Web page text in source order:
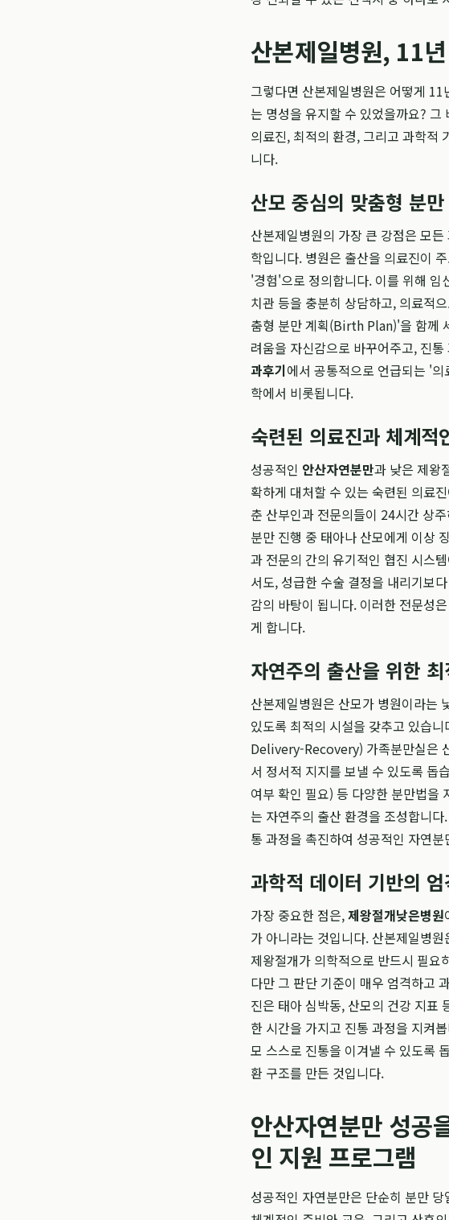
산본제일병원, 11
그렇다면 산본제일병원은 어떻게
는 명성을 유지할 수 있었을까요?
의료진, 최적의 환경, 그리고 과학적
니다.
산모 중심의 맞춤형 분
산본제일병원의 가장 큰 강점은 모
학입니다. 병원은 출산을 의료진이
'경험'으로 정의합니다. 이를 위해 임
치관 등을 충분히 상담하고, 의료적
춤형 분만 계획(Birth Plan)'을 함께
려움을 자신감으로 바꾸어주고, 진
과후기에서 공통적으로 언급되는 '
학에서 비롯됩니다.
숙련된 의료진과 체계적
성공적인 안산자연분만과 낮은 제왕
확하게 대처할 수 있는 숙련된 의료
춘 산부인과 전문의들이 24시간 상
분만 진행 중 태아나 산모에게 이상
과 전문의 간의 유기적인 협진 시스
서도, 성급한 수술 결정을 내리기보
감의 바탕이 됩니다. 이러한 전문성
게 합니다.
자연주의 출산을 위한
산본제일병원은 산모가 병원이라는
있도록 최적의 시설을 갖추고 있습
Delivery-Recovery) 가족분만실은
서 정서적 지지를 보낼 수 있도록 돕
여부 확인 필요) 등 다양한 분만법을
는 자연주의 출산 환경을 조성합니
통 과정을 촉진하여 성공적인 자연
과학적 데이터 기반의
가장 중요한 점은,제왕절개낮은병원
가 아니라는 것입니다. 산본제일병
제왕절개가 의학적으로 반드시 필요
다만 그 판단 기준이 매우 엄격하고
진은 태아 심박동, 산모의 건강 지표
한 시간을 가지고 진통 과정을 지켜
모 스스로 진통을 이겨낼 수 있도록
환 구조를 만든 것입니다.
안산자연분만 성공
인 지원 프로그램
성공적인 자연분만은 단순히 분만